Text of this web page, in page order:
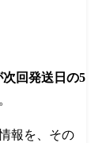
回発送日の5
報を、その